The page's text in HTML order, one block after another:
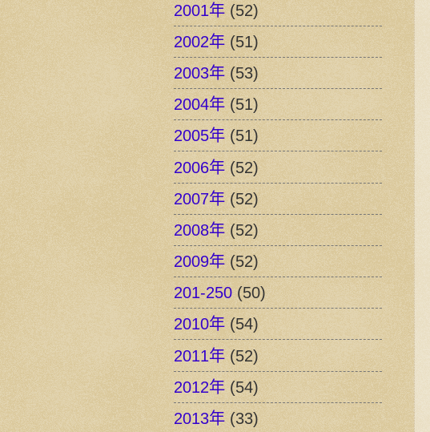
2001年 (52)
2002年 (51)
2003年 (53)
2004年 (51)
2005年 (51)
2006年 (52)
2007年 (52)
2008年 (52)
2009年 (52)
201-250 (50)
2010年 (54)
2011年 (52)
2012年 (54)
2013年 (33)